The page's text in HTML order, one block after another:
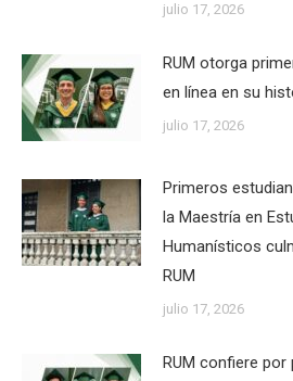
julio 17, 2026
RUM otorga
en línea en su
julio 17, 2026
Primeros
la Maestría en
Humanísticos
RUM
julio 17, 2026
RUM confiere